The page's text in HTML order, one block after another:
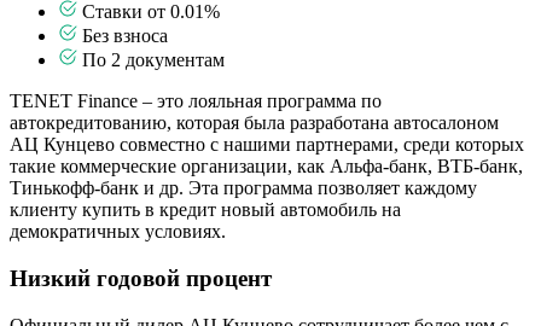
Ставки от 0.01%
Без взноса
По 2 документам
TENET Finance – это лояльная программа по
автокредитованию, которая была разработана автосалоном
АЦ Кунцево совместно с нашими партнерами, среди которых
такие коммерческие организации, как Альфа-банк, ВТБ-банк,
Тинькофф-банк и др. Эта программа позволяет каждому
клиенту купить в кредит новый автомобиль на
демократичных условиях.
Низкий годовой процент